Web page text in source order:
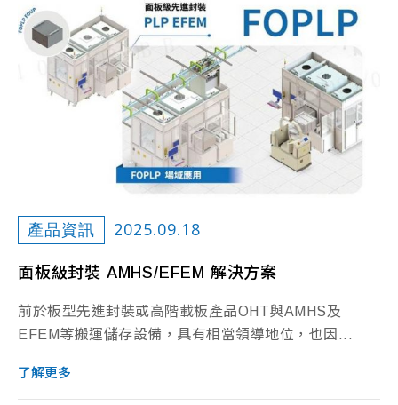
產品資訊 2025.09.18
面板級封裝 AMHS/EFEM 解決方案
前於板型先進封裝或高階載板產品OHT與AMHS及
EFEM等搬運儲存設備，具有相當領導地位，也因...
了解更多